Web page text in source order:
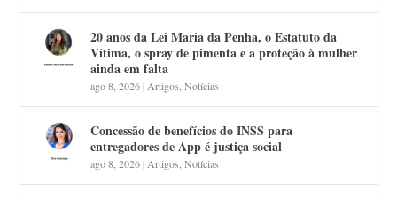
20 anos da Lei Maria da Penha, o Estatuto da
Vítima, o spray de pimenta e a proteção à mulher
ainda em falta
ago 8, 2026| Artigos ,Notícias
Concessão de benefícios do INSS para
entregadores de App é justiça social
ago 8, 2026| Artigos ,Notícias